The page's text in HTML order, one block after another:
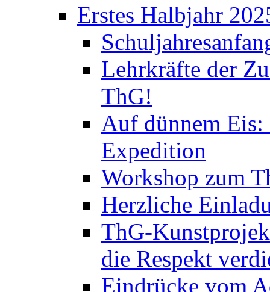
Erstes Halbjahr
Lehrkräfte der
ThG!
Auf dünnem
Expedition
Workshop zum
Herzliche
ThG-
die Respekt
Eindrücke vom